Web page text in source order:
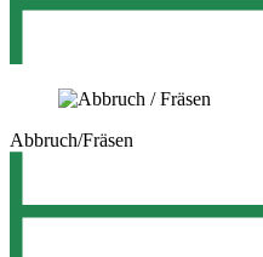
Abbruch/Fräsen